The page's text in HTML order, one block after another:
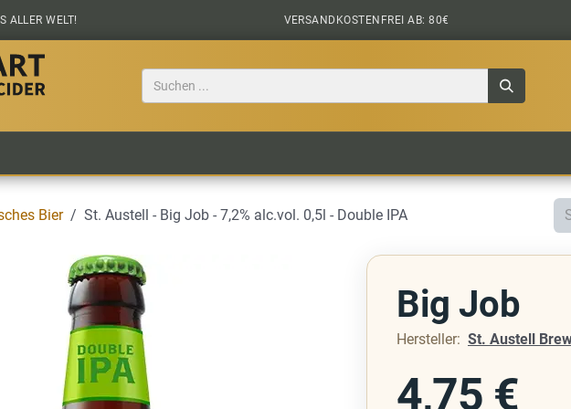
ALLER WELT! VERSANDKOSTENFREI AB: 80€
Bier St. Austell - Big Job - 7,2% alc.vol. 0,5l - Double IPA
Big Job
Hersteller: St. Austell
4,75 €